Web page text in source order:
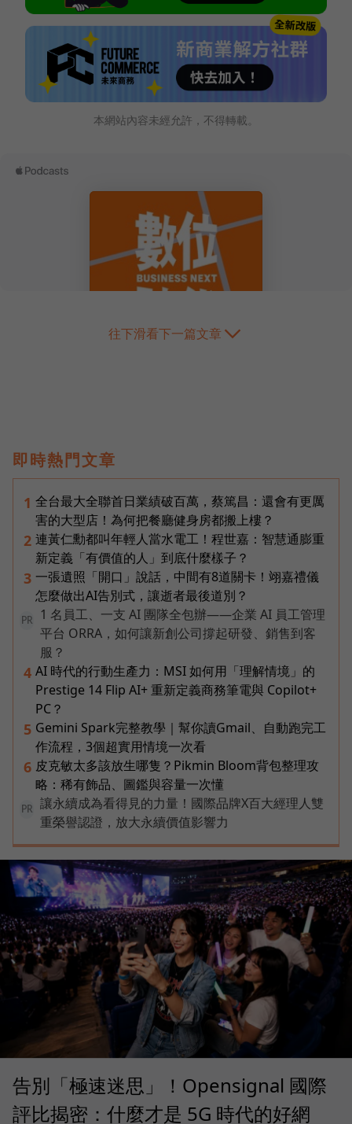
本網站內容未經允許，不得轉載。
往下滑看下一篇文章
即時熱門文章
1 全台最大全聯首日業績破百萬，蔡篤昌：還會有更厲
害的大型店！為何把餐廳健身房都搬上樓？
2 連黃仁勳都叫年輕人當水電工！程世嘉：智慧通膨重
新定義「有價值的人」到底什麼樣子？
3 一張遺照「開口」說話，中間有8道關卡！翊嘉禮儀
怎麼做出AI告別式，讓逝者最後道別？
PR
1 名員工、一支 AI 團隊全包辦——企業 AI 員工管理
平台 ORRA，如何讓新創公司撐起研發、銷售到客
服？
4 AI 時代的行動生產力：MSI 如何用「理解情境」的
Prestige 14 Flip AI+ 重新定義商務筆電與 Copilot+
PC？
5 Gemini Spark完整教學｜幫你讀Gmail、自動跑完工
作流程，3個超實用情境一次看
6 皮克敏太多該放生哪隻？Pikmin Bloom背包整理攻
略：稀有飾品、圖鑑與容量一次懂
PR
讓永續成為看得見的力量！國際品牌X百大經理人雙
重榮譽認證，放大永續價值影響力
告別「極速迷思」！Opensignal 國際
評比揭密：什麼才是 5G 時代的好網